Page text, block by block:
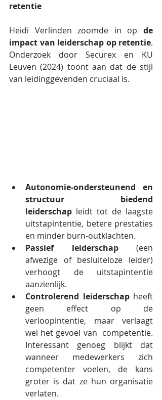
retentie
Heidi Verlinden zoomde in op de
impact van leiderschap op retentie.
Onderzoek door Securex en KU
Leuven (2024) toont aan dat de stijl
van leidinggevenden cruciaal is.
Autonomie-ondersteunend en
structuur biedend
leiderschap leidt tot de laagste
uitstapintentie, betere prestaties
en minder burn-outklachten.
Passief leiderschap (een
afwezige of besluiteloze leider)
verhoogt de uitstapintentie
aanzienlijk.
Controlerend leiderschap heeft
geen effect op de
verloopintentie, maar verlaagt
wel het gevoel van  competentie.
Interessant genoeg blijkt dat
wanneer medewerkers zich
competenter voelen, de kans
groter is dat ze hun organisatie
verlaten.